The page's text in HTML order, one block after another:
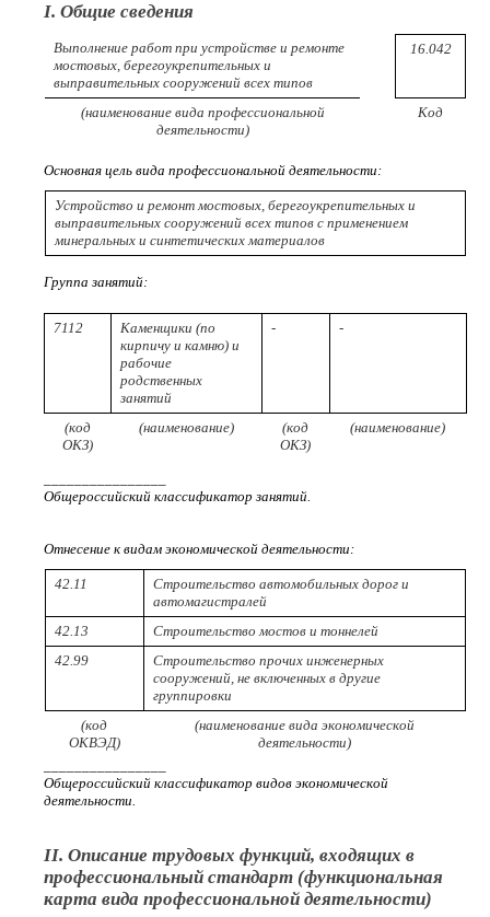
I. Общие сведения
Выполнение работ при устройстве и ремонте
мостовых, берегоукрепительных и
выправительных сооружений всех типов
16.042
(наименование вида профессиональной
деятельности)
Код
Основная цель вида профессиональной деятельности:
Устройство и ремонт мостовых, берегоукрепительных и
выправительных сооружений всех типов с применением
минеральных и синтетических материалов
Группа занятий:
7112
Каменщики (по
кирпичу и камню) и
рабочие
родственных
занятий
- -
(код
ОКЗ)
(наименование)
(код
ОКЗ)
(наименование)
Общероссийский классификатор занятий.
Отнесение к видам экономической деятельности:
42.11
Строительство автомобильных дорог и
автомагистралей
42.13
Строительство мостов и тоннелей
42.99
Строительство прочих инженерных
сооружений, не включенных в другие
группировки
(код
ОКВЭД)
(наименование вида экономической
деятельности)
Общероссийский классификатор видов экономической
деятельности.
II. Описание трудовых функций, входящих в
профессиональный стандарт (функциональная
карта вида профессиональной деятельности)